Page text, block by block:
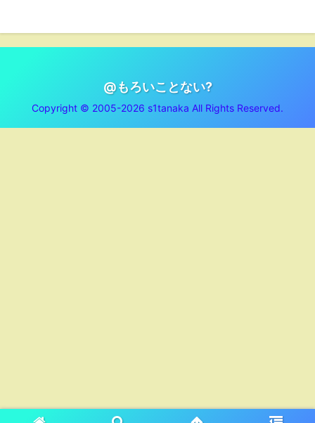
@もろいことない?
Copyright © 2005-2026 s1tanaka All Rights Reserved.